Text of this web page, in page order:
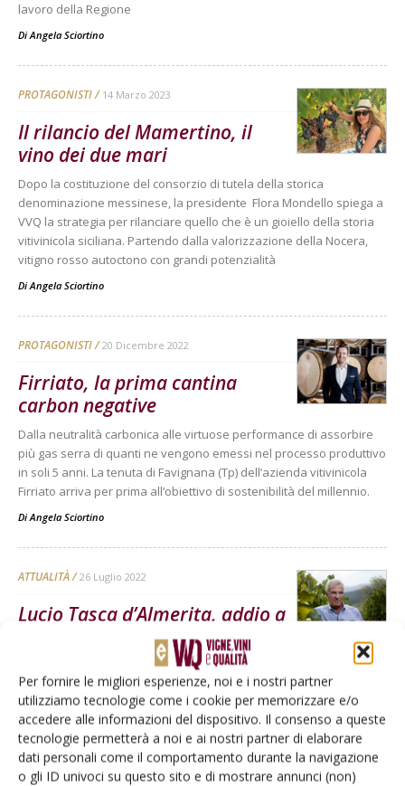
Per fornire le migliori esperienze, noi e i nostri partner
utilizziamo tecnologie come i cookie per memorizzare e/o
accedere alle informazioni del dispositivo. Il consenso a queste
tecnologie permetterà a noi e ai nostri partner di elaborare
dati personali come il comportamento durante la navigazione
o gli ID univoci su questo sito e di mostrare annunci (non)
lavoro della Regione
DiAngela Sciortino
PROTAGONISTI 14 Marzo 2023
Il rilancio del Mamertino, il
vino dei due mari
Dopo la costituzione del consorzio di tutela della storica
denominazione messinese, la presidente Flora Mondello spiega a
VVQ la strategia per rilanciare quello che è un gioiello della storia
vitivinicola siciliana. Partendo dalla valorizzazione della Nocera,
vitigno rosso autoctono con grandi potenzialità
DiAngela Sciortino
PROTAGONISTI 20 Dicembre 2022
Firriato, la prima cantina
carbon negative
Dalla neutralità carbonica alle virtuose performance di assorbire
più gas serra di quanti ne vengono emessi nel processo produttivo
in soli 5 anni. La tenuta di Favignana (Tp) dell’azienda vitivinicola
Firriato arriva per prima all’obiettivo di sostenibilità del millennio.
DiAngela Sciortino
ATTUALITÀ 26 Luglio 2022
Lucio Tasca d’Almerita, addio a
un animo nobile e
Con lui se ne va il padre nobile del salto di qualità dell’enologia
siciliana che sotto la sua guida ha trovato l’orgoglio e l’opportunità
di presentarsi unita nel confronto con i mercati internazionali
DiAngela Sciortino